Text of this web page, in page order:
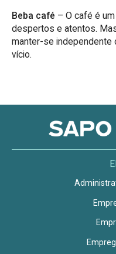
Beba café – O café é
despertos e atentos.
manter-se independente
vício.